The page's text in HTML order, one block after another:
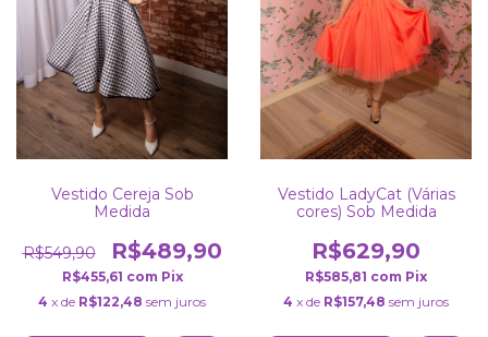
Vestido Cereja Sob
Medida
R$549,90 R$489,90
R$455,61 com Pix
4 x de R$122,48 sem juros
Vestido LadyCat (Várias
cores) Sob Medida
R$629,90
R$585,81 com Pix
4 x de R$157,48 sem juros